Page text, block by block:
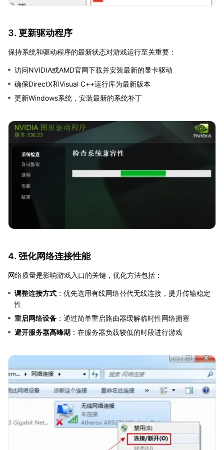
3. 更新驱动程序
保持系统和驱动程序的最新状态对游戏运行至关重要：
访问NVIDIA或AMD官网下载并安装最新的显卡驱动
确保DirectX和Visual C++运行库为最新版本
更新Windows系统，安装最新的系统补丁
4. 强化网络连接性能
网络质量是影响游戏入口的关键，优化方法包括：
调整连接方式 ：优先选用有线网络替代无线连接，提升传输稳定
性
重启网络设备 ：通过简单重启路由器缓解临时性网络拥塞
避开服务器高峰期 ：在服务器负载较低的时段进行游戏